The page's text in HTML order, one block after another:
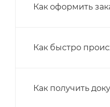
Как оформить
Как быстро
Как получить